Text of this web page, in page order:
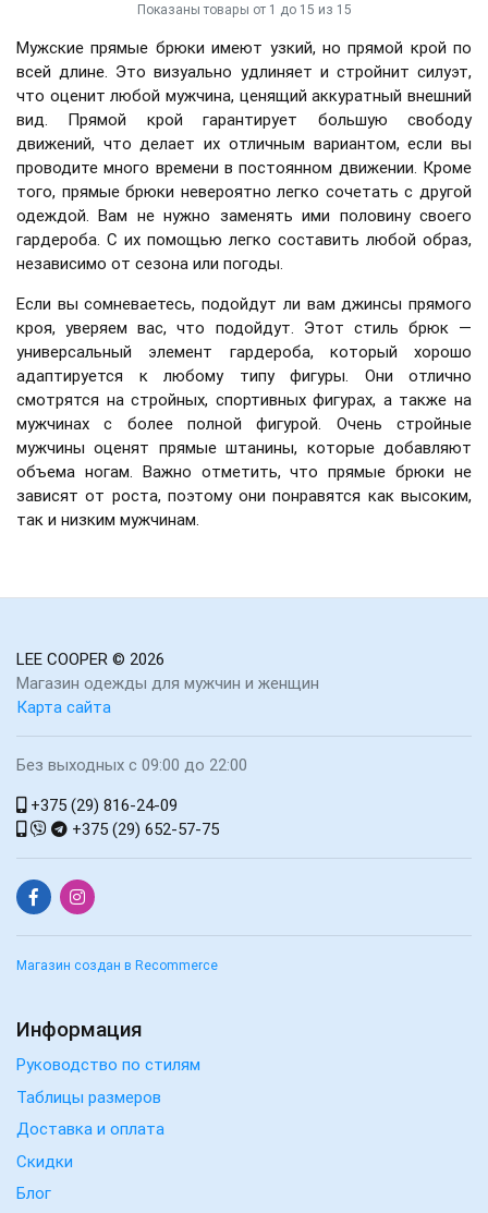
Показаны товары от 1 до 15 из 15
Мужские прямые брюки имеют узкий, но прямой крой по
всей длине. Это визуально удлиняет и стройнит силуэт,
что оценит любой мужчина, ценящий аккуратный внешний
вид. Прямой крой гарантирует большую свободу
движений, что делает их отличным вариантом, если вы
проводите много времени в постоянном движении. Кроме
того, прямые брюки невероятно легко сочетать с другой
одеждой. Вам не нужно заменять ими половину своего
гардероба. С их помощью легко составить любой образ,
независимо от сезона или погоды.
Если вы сомневаетесь, подойдут ли вам джинсы прямого
кроя, уверяем вас, что подойдут. Этот стиль брюк —
универсальный элемент гардероба, который хорошо
адаптируется к любому типу фигуры. Они отлично
смотрятся на стройных, спортивных фигурах, а также на
мужчинах с более полной фигурой. Очень стройные
мужчины оценят прямые штанины, которые добавляют
объема ногам. Важно отметить, что прямые брюки не
зависят от роста, поэтому они понравятся как высоким,
так и низким мужчинам.
LEE COOPER © 2026
Магазин одежды для мужчин и женщин
Карта сайта
Без выходных с 09:00 до 22:00
+375 (29) 816-24-09
+375 (29) 652-57-75
Магазин создан в Recommerce
Информация
Руководство по стилям
Таблицы размеров
Доставка и оплата
Скидки
Блог